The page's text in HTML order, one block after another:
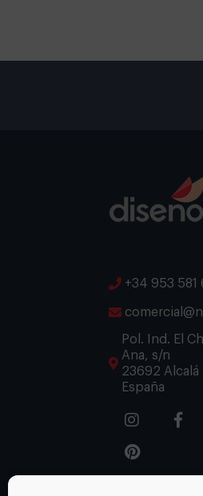
+34 953 581
Pol. Ind. El
Ana, s/n
23692 Alcalá
España